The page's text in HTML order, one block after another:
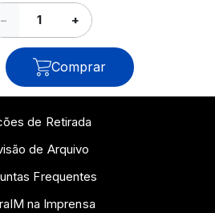
− +
Comprar
de Retirada
de Arquivo
Frequentes
na Imprensa